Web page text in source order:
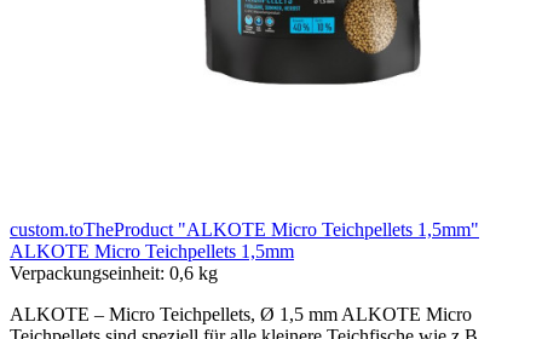
custom.toTheProduct "ALKOTE Micro Teichpellets 1,5mm"
ALKOTE Micro Teichpellets 1,5mm
Verpackungseinheit: 0,6 kg
ALKOTE – Micro Teichpellets, Ø 1,5 mm ALKOTE Micro